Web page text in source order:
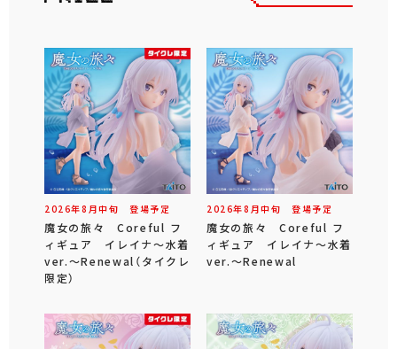
2026年8 月中旬 登場予定
魔女の旅々 Coreful フ
ィギュア イレイナ～水着
ver.～Renewal（タイクレ
限定）
2026年8 月中旬 登場予定
魔女の旅々 Coreful フ
ィギュア イレイナ～水着
ver.～Renewal